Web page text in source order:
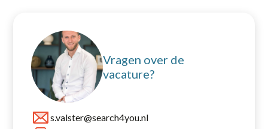
Vacatures
Nieuws
Over ons
Vragen over de
vacature?
s.valster@search4you.nl